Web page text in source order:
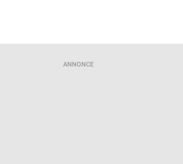
ANNONCE